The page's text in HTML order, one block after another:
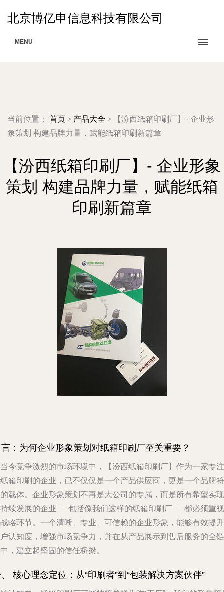
北京博亿申信息科技有限公司
MENU
当前位置： 首页 > 产品大全 >
【汾西纸箱印刷厂】- 企业形
象策划 构建品牌力量，赋能纸箱印刷新篇章
【汾西纸箱印刷厂】- 企业形象
策划 构建品牌力量，赋能纸箱
印刷新篇章
：为何企业形象策划对纸箱印刷厂至关重要？
今竞争激烈的市场环境中，【汾西纸箱印刷厂】作为一家专注
箱印刷的企业，已不仅仅是一个产品供应商，更是一个品牌符
载体。企业形象策划不再是大公司的专属，而是所有希望实现
续发展的企业——包括像我们这样的纸箱印刷厂——都必须重视
略环节。一个清晰、专业、可信赖的企业形象，能够有效提升
认知度，增强市场竞争力，并在从产品展示到售后服务的全链
，建立起坚固的信任桥梁。
核心理念定位：从“印刷者”到“包装解决方案伙伴”